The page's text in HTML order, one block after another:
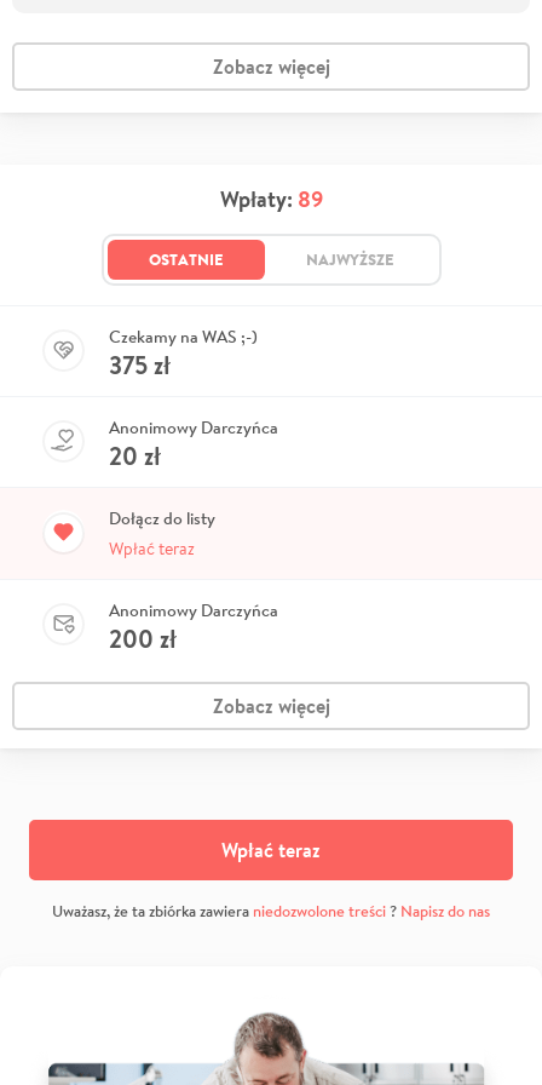
Zobacz więcej
Wpłaty: 89
OSTATNIE NAJWYŻSZE
Czekamy na WAS ;-)
375zł
Anonimowy Darczyńca
20 zł
Dołącz do listy
Wpłać teraz
Anonimowy Darczyńca
200 zł
Zobacz więcej
Wpłać teraz
Uważasz, że ta zbiórka zawiera niedozwolone treści? Napisz do nas